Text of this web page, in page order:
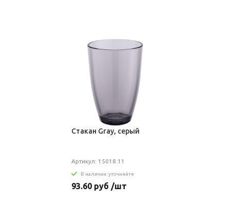
Стакан Gray, серый
Артикул: 15018.11
В наличии: уточняйте
93.60 руб /шт